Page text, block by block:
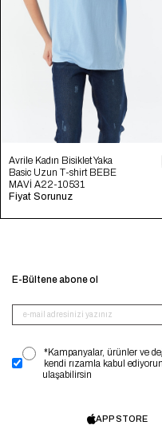
Avrile Kadın Bisiklet Yaka
Basic Uzun T-shirt BEBE
MAVİ A22-10531
Fiyat Sorunuz
E-Bültene abone ol
*Kampanyalar, ürünler ve
kendi rızamla kabul
ulaşabilirsin
APP STORE